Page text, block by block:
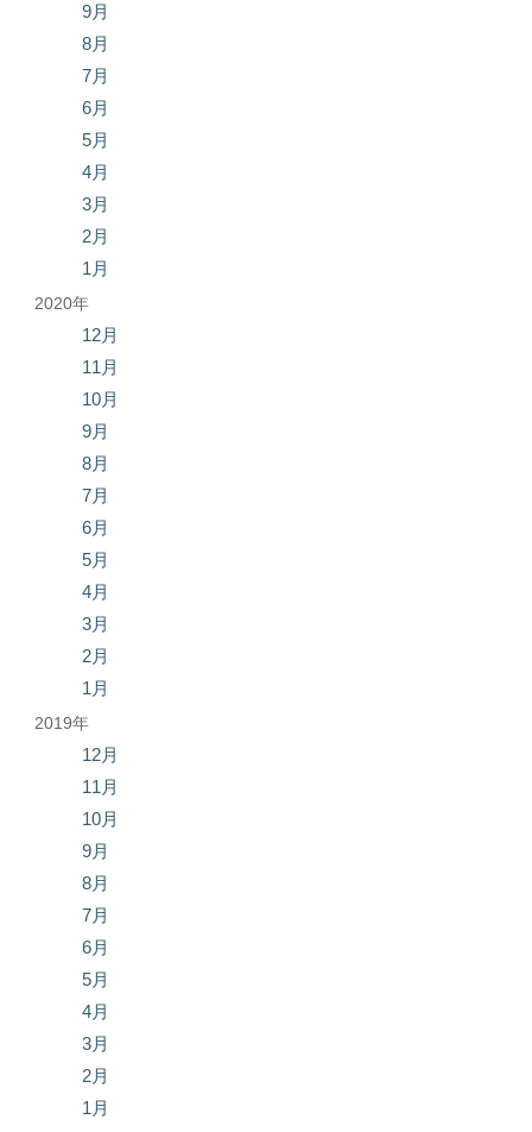
9月
8月
7月
6月
5月
4月
3月
2月
1月
2020年
12月
11月
10月
9月
8月
7月
6月
5月
4月
3月
2月
1月
2019年
12月
11月
10月
9月
8月
7月
6月
5月
4月
3月
2月
1月